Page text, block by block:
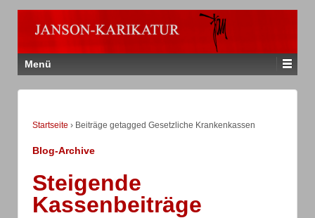
Menü
Startseite › Beiträge getagged Gesetzliche Krankenkassen
Blog-Archive
Steigende
Kassenbeiträge